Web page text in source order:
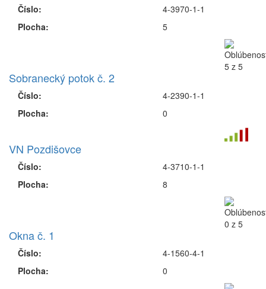
Číslo:
Plocha:
4-3970-1-1
5
Sobranecký potok č. 2
Číslo:
Plocha:
4-2390-1-1
0
VN Pozdišovce
Číslo:
Plocha:
4-3710-1-1
8
Okna č. 1
Číslo:
Plocha:
4-1560-4-1
0